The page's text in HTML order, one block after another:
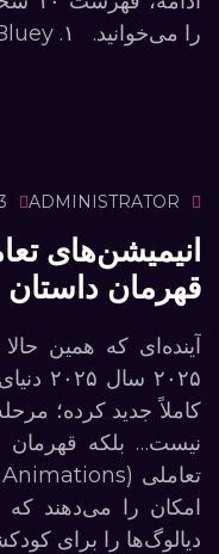
را می‌خوانید. ۱. Bluey – […]
ADMINISTRATOR
قهرمان
آینده‌ای که همین
۲۰۲۵
کاملاً جدید کرده؛
نیست… بلکه قهرمان
امکان را می‌دهند
دیالوگ‌ها را برای